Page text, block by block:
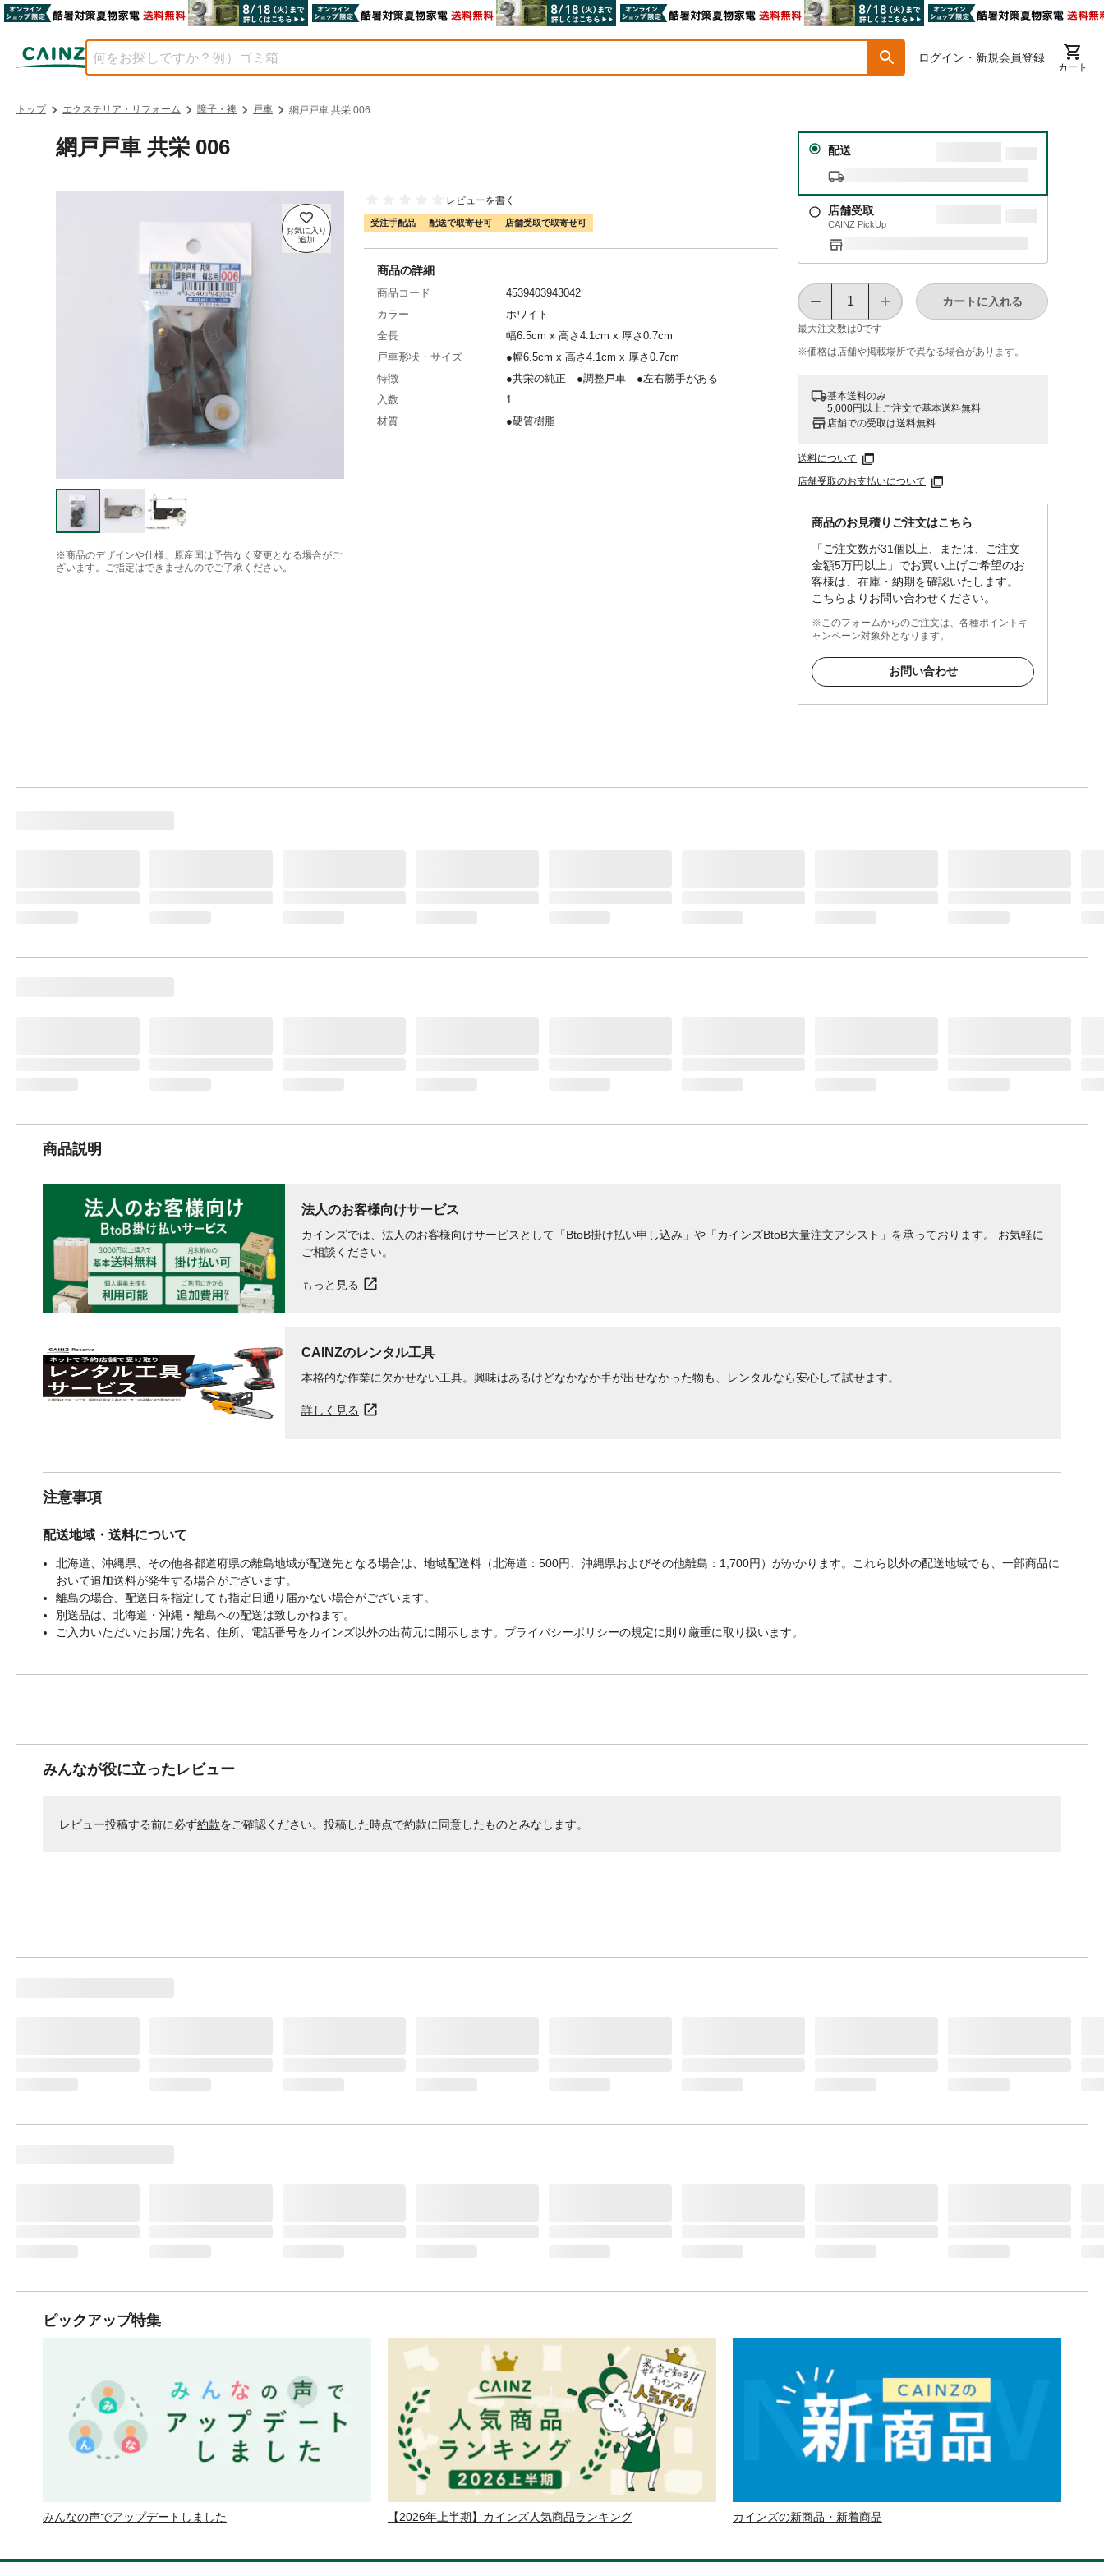
ログイン・新規会員登録
カート
トップ エクステリア・リフォーム 障子・襖 戸車 網戸戸車 共栄 006
網戸戸車 共栄 006
※商品のデザインや仕様、原産国は予告なく変更となる場合がご
ざいます。ご指定はできませんのでご了承ください。
レビューを書く
受注手配品 配送で取寄せ可 店舗受取で取寄せ可
配送
店舗受取
CAINZ PickUp
最大注文数は0です
カートに入れる
※価格は​店舗や​掲載場所で​異なる​場合が​あります。
基本送料のみ
5,000円以上ご注文で基本送料無料
店舗での受取は送料無料
送料について
店舗受取のお支払いについて
商品のお見積りご注文はこちら
「ご注文数が31個以上、または、ご注文
金額5万円以上」でお買い上げご希望のお
客様は、在庫・納期を確認いたします。
こちらよりお問い合わせください。
※このフォームからのご注文は、各種ポイントキ
ャンペーン対象外となります。
お問い合わせ
商品の詳細
商品コード
4539403943042
カラー
ホワイト
全長
幅6.5cm x 高さ4.1cm x 厚さ0.7cm
戸車形状・サイズ
●幅6.5cm x 高さ4.1cm x 厚さ0.7cm
特徴
●共栄の純正 ●調整戸車 ●左右勝手がある
入数
1
材質
●硬質樹脂
商品説明
法人のお客様向けサービス
カインズでは、法人のお客様向けサービスとして「BtoB掛け払い申し込み」や「カインズBtoB大量注文アシスト」を承っております。 お気軽に
ご相談ください。
もっと見る
CAINZのレンタル工具
本格的な作業に欠かせない工具。興味はあるけどなかなか手が出せなかった物も、レンタルなら安心して試せます。
詳しく見る
注意事項
配送地域・送料について
北海道、沖縄県、その他各都道府県の離島地域が配送先となる場合は、地域配送料（北海道：500円、沖縄県およびその他離島：1,700円）がかかります。これら以外の配送地域でも、一部商品に
おいて追加送料が発生する場合がございます。
離島の場合、配送日を指定しても指定日通り届かない場合がございます。
別送品は、北海道・沖縄・離島への配送は致しかねます。
ご入力いただいたお届け先名、住所、電話番号をカインズ以外の出荷元に開示します。プライバシーポリシーの規定に則り厳重に取り扱います。
みんなが役に立ったレビュー
レビュー投稿する前に必ず約款をご確認ください。投稿した時点で約款に同意したものとみなします。
ピックアップ特集
みんなの声でアップデートしました 【2026年上半期】カインズ人気商品ランキング カインズの新商品・新着商品